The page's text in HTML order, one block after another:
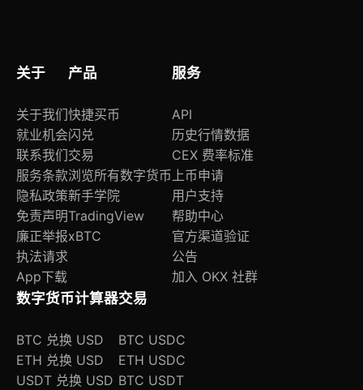
关于
关于我们
就业机会
联系我们
服务条款
隐私政策
免责声明
廉正举报
执法请求
App下载
产品
快捷买币
闪兑
交易
浏览所有数字货币
新手学院
TradingView
xBTC
服务
API
历史行情数据
CEX 费率标准
上币申请
用户支持
帮助中心
官方渠道验证
公告
加入 OKX 社群
数字货币计算器
BTC 兑换 USD
ETH 兑换 USD
USDT 兑换 USD
交易
BTC USDC
ETH USDC
BTC USDT